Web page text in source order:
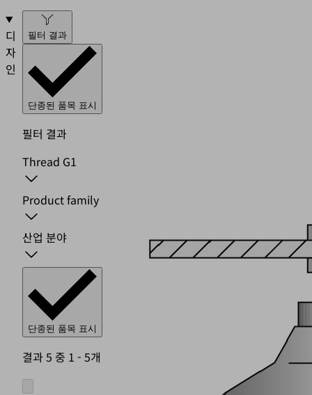
디
자
인
필터 결과
단종된 품목 표시
필터 결과
Thread G1
Product family
산업 분야
단종된 품목 표시
결과 5 중 1 - 5개